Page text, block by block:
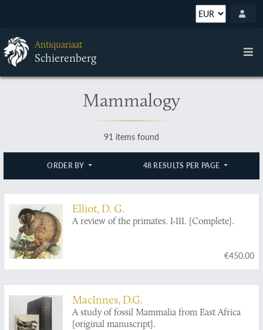
Antiquariaat
Schierenberg
Mammalogy
91 items found
ORDER BY 48 RESULTS PER PAGE
Elliot, D. G.
A review of the primates. I-III. [Complete].
€450.00
MacInnes, D.G.
A study of fossil Mammalia from East Africa
[original manuscript].